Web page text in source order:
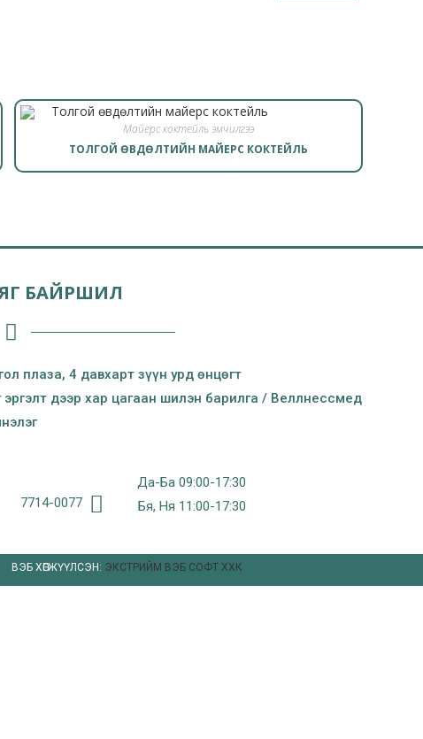
Майерс коктейль эмчилгээ
ТОЛГОЙ ӨВДӨЛТИЙН МАЙЕРС КОКТЕЙЛЬ
БАЙРШИЛ
плаза, 4 давхарт зүүн урд өнцөгт
дээр хар цагаан шилэн барилга / Веллнессмед
7714-0077
Да-Ба 09:00-17:30
Бя, Ня 11:00-17:30
ВЭБ ХӨГЖҮҮЛСЭН: ЭКСТРИЙМ ВЭБ СОФТ ХХК